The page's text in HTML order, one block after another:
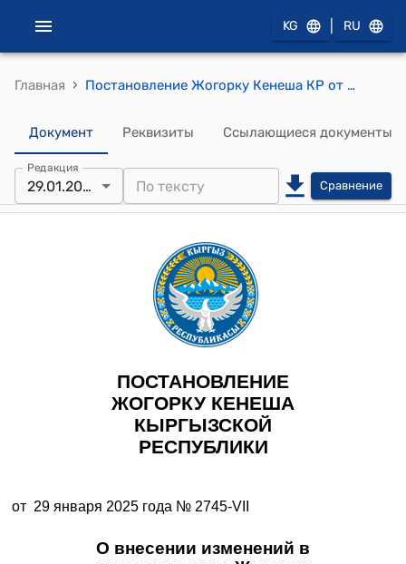
KG RU
Главная › Постановление Жогорку Кенеша КР от 29 января 2025 года № 2745-VII "О внесении изменений в постановление Жогорку Кенеша Кыргызской Республики от 13 января 2022 года № 18-VII "Об утверждении составов комитетов Жогорку Кенеша Кыргызской Республики"
Документ Реквизиты Ссылающиеся документы
Редакция
29.01.2025 Сравнение